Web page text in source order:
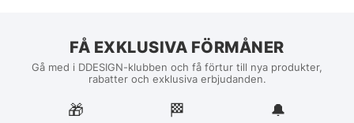
FÅ EXKLUSIVA FÖRMÅNER
Gå med i DDESIGN-klubben och få förtur till nya produkter,
rabatter och exklusiva erbjudanden.
🎁 🏁︎ 🔔